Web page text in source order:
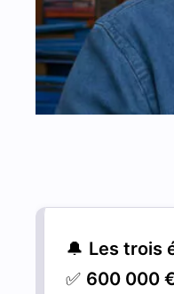
🔔 Les trois
✅ 600 000